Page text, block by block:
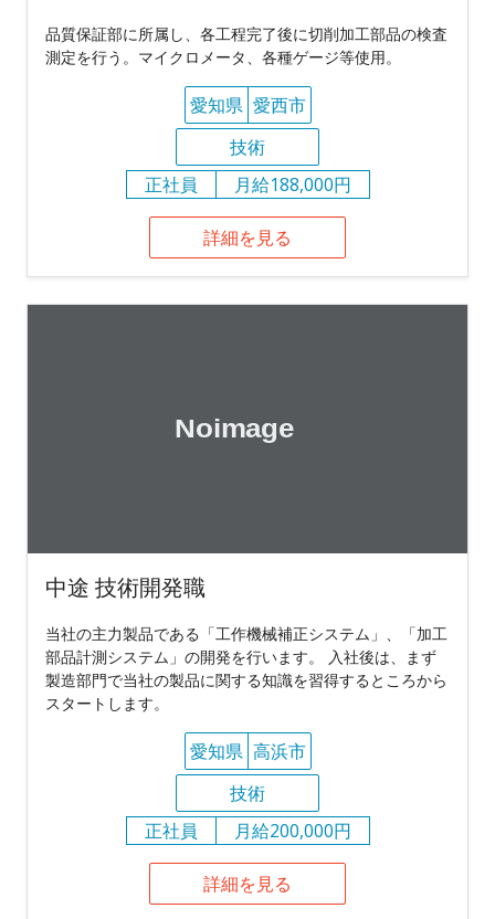
品質保証部に所属し、各工程完了後に切削加工部品の検査
測定を行う。マイクロメータ、各種ゲージ等使用。
愛知県 愛西市
技術
正社員
月給188,000円
詳細を見る
中途 技術開発職
当社の主力製品である「工作機械補正システム」、「加工
部品計測システム」の開発を行います。 入社後は、まず
製造部門で当社の製品に関する知識を習得するところから
スタートします。
愛知県 高浜市
技術
正社員
月給200,000円
詳細を見る